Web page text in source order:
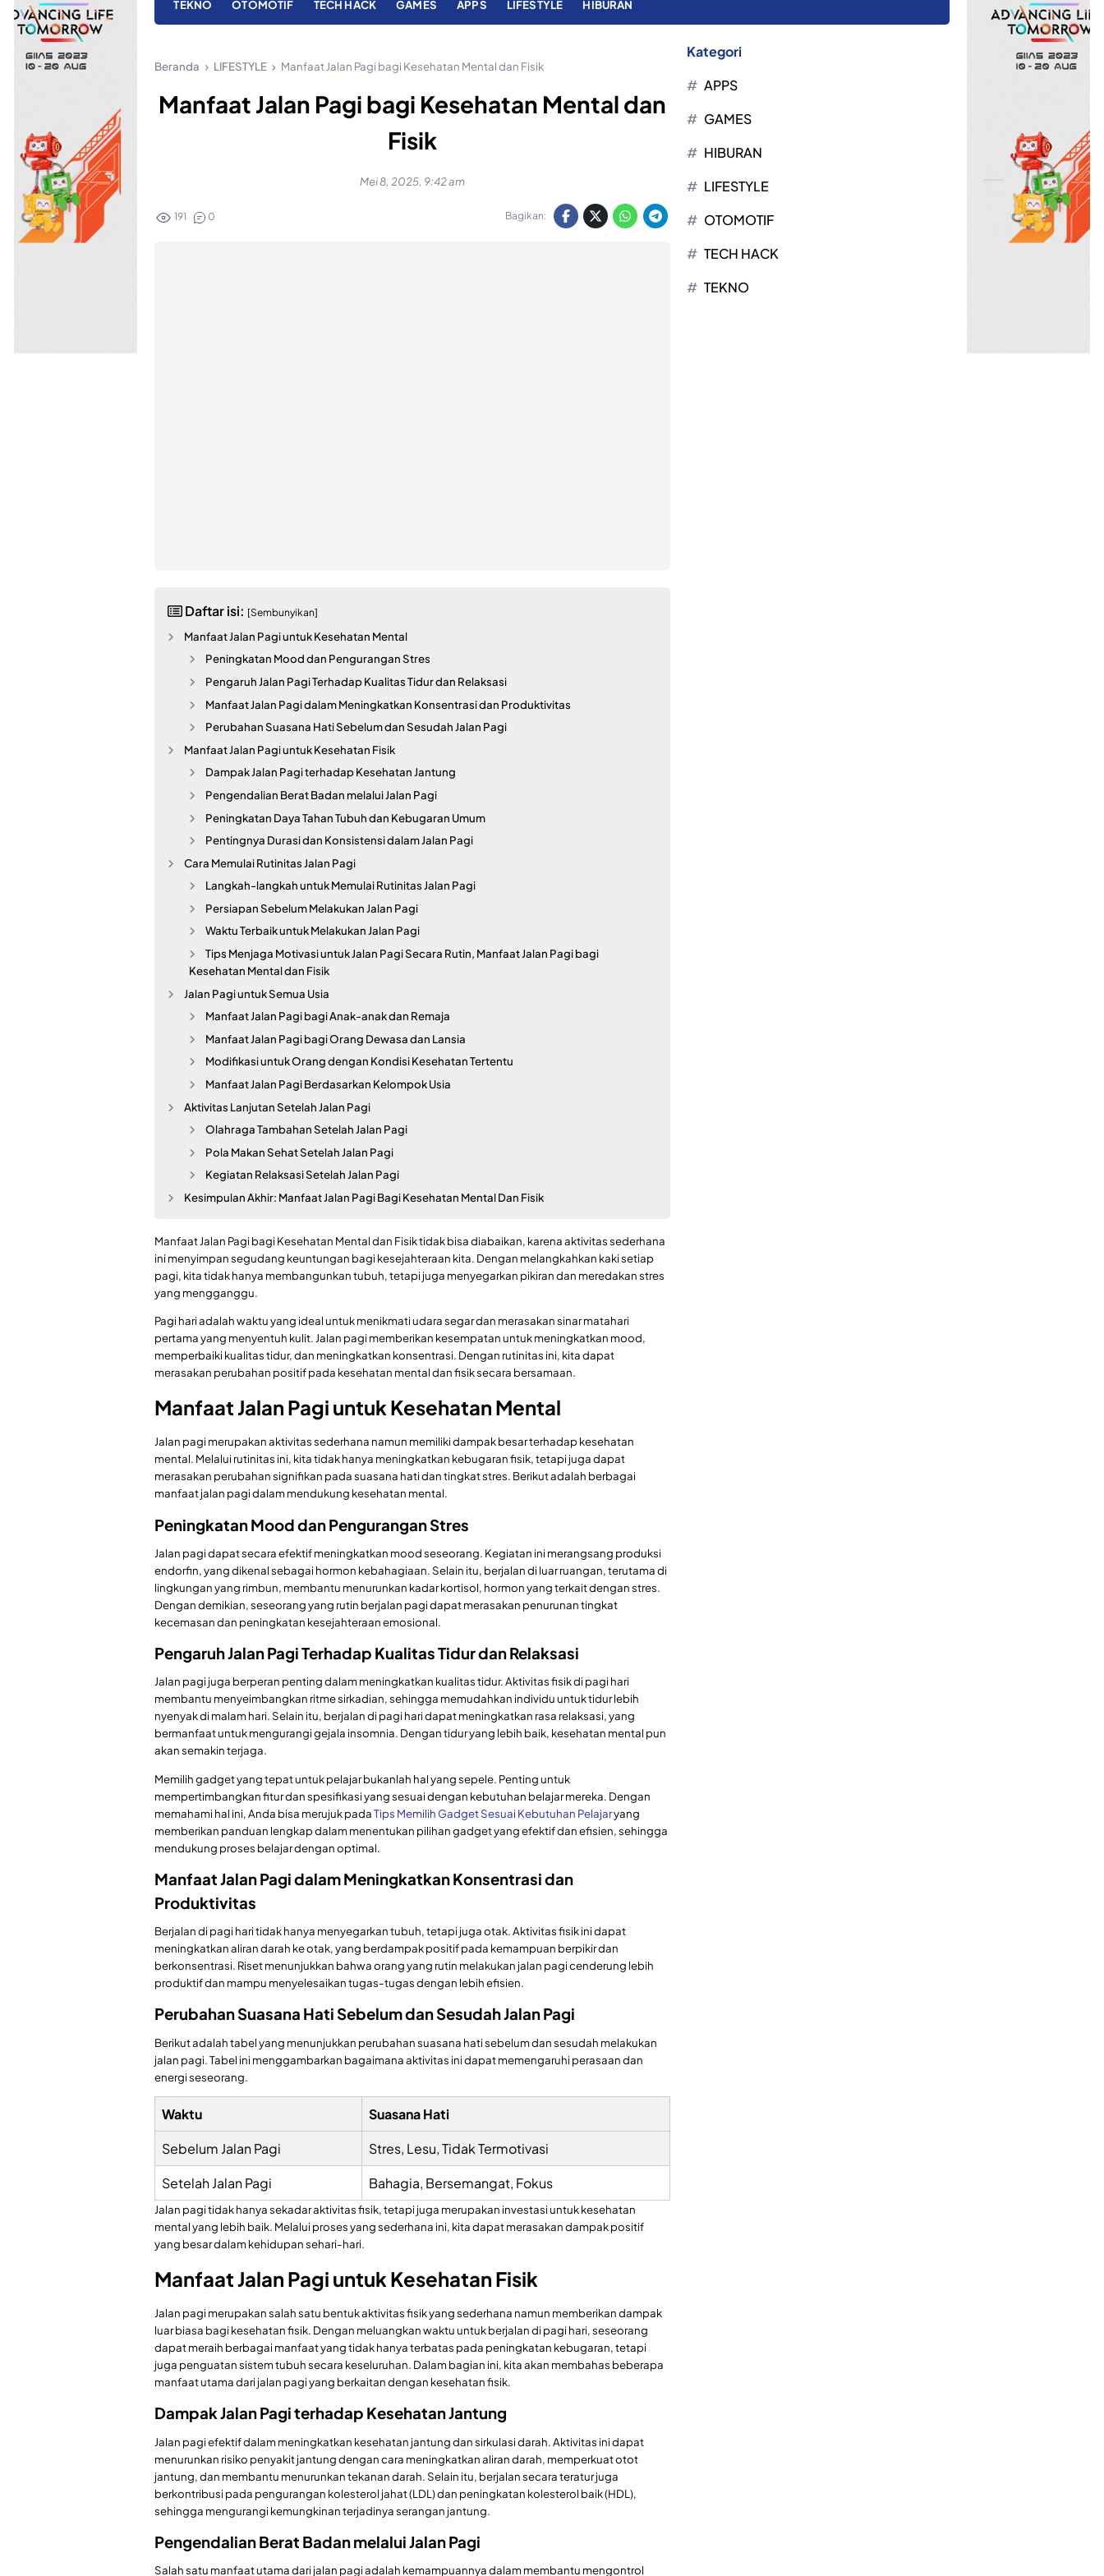
TEKNO OTOMOTIF TECH HACK GAMES APPS LIFESTYLE HIBURAN
Beranda LIFESTYLE Manfaat Jalan Pagi bagi Kesehatan Mental dan Fisik
Manfaat Jalan Pagi bagi Kesehatan Mental dan
Fisik
Mei 8, 2025, 9:42 am
191 0 Bagikan:
Daftar isi: [Sembunyikan]
Manfaat Jalan Pagi untuk Kesehatan Mental
Peningkatan Mood dan Pengurangan Stres
Pengaruh Jalan Pagi Terhadap Kualitas Tidur dan Relaksasi
Manfaat Jalan Pagi dalam Meningkatkan Konsentrasi dan Produktivitas
Perubahan Suasana Hati Sebelum dan Sesudah Jalan Pagi
Manfaat Jalan Pagi untuk Kesehatan Fisik
Dampak Jalan Pagi terhadap Kesehatan Jantung
Pengendalian Berat Badan melalui Jalan Pagi
Peningkatan Daya Tahan Tubuh dan Kebugaran Umum
Pentingnya Durasi dan Konsistensi dalam Jalan Pagi
Cara Memulai Rutinitas Jalan Pagi
Langkah-langkah untuk Memulai Rutinitas Jalan Pagi
Persiapan Sebelum Melakukan Jalan Pagi
Waktu Terbaik untuk Melakukan Jalan Pagi
Tips Menjaga Motivasi untuk Jalan Pagi Secara Rutin, Manfaat Jalan Pagi bagi
Kesehatan Mental dan Fisik
Jalan Pagi untuk Semua Usia
Manfaat Jalan Pagi bagi Anak-anak dan Remaja
Manfaat Jalan Pagi bagi Orang Dewasa dan Lansia
Modifikasi untuk Orang dengan Kondisi Kesehatan Tertentu
Manfaat Jalan Pagi Berdasarkan Kelompok Usia
Aktivitas Lanjutan Setelah Jalan Pagi
Olahraga Tambahan Setelah Jalan Pagi
Pola Makan Sehat Setelah Jalan Pagi
Kegiatan Relaksasi Setelah Jalan Pagi
Kesimpulan Akhir: Manfaat Jalan Pagi Bagi Kesehatan Mental Dan Fisik
Manfaat Jalan Pagi bagi Kesehatan Mental dan Fisik tidak bisa diabaikan, karena aktivitas sederhana
ini menyimpan segudang keuntungan bagi kesejahteraan kita. Dengan melangkahkan kaki setiap
pagi, kita tidak hanya membangunkan tubuh, tetapi juga menyegarkan pikiran dan meredakan stres
yang mengganggu.
Pagi hari adalah waktu yang ideal untuk menikmati udara segar dan merasakan sinar matahari
pertama yang menyentuh kulit. Jalan pagi memberikan kesempatan untuk meningkatkan mood,
memperbaiki kualitas tidur, dan meningkatkan konsentrasi. Dengan rutinitas ini, kita dapat
merasakan perubahan positif pada kesehatan mental dan fisik secara bersamaan.
Manfaat Jalan Pagi untuk Kesehatan Mental
Jalan pagi merupakan aktivitas sederhana namun memiliki dampak besar terhadap kesehatan
mental. Melalui rutinitas ini, kita tidak hanya meningkatkan kebugaran fisik, tetapi juga dapat
merasakan perubahan signifikan pada suasana hati dan tingkat stres. Berikut adalah berbagai
manfaat jalan pagi dalam mendukung kesehatan mental.
Peningkatan Mood dan Pengurangan Stres
Jalan pagi dapat secara efektif meningkatkan mood seseorang. Kegiatan ini merangsang produksi
endorfin, yang dikenal sebagai hormon kebahagiaan. Selain itu, berjalan di luar ruangan, terutama di
lingkungan yang rimbun, membantu menurunkan kadar kortisol, hormon yang terkait dengan stres.
Dengan demikian, seseorang yang rutin berjalan pagi dapat merasakan penurunan tingkat
kecemasan dan peningkatan kesejahteraan emosional.
Pengaruh Jalan Pagi Terhadap Kualitas Tidur dan Relaksasi
Jalan pagi juga berperan penting dalam meningkatkan kualitas tidur. Aktivitas fisik di pagi hari
membantu menyeimbangkan ritme sirkadian, sehingga memudahkan individu untuk tidur lebih
nyenyak di malam hari. Selain itu, berjalan di pagi hari dapat meningkatkan rasa relaksasi, yang
bermanfaat untuk mengurangi gejala insomnia. Dengan tidur yang lebih baik, kesehatan mental pun
akan semakin terjaga.
Memilih gadget yang tepat untuk pelajar bukanlah hal yang sepele. Penting untuk
mempertimbangkan fitur dan spesifikasi yang sesuai dengan kebutuhan belajar mereka. Dengan
memahami hal ini, Anda bisa merujuk padaTips Memilih Gadget Sesuai Kebutuhan Pelajaryang
memberikan panduan lengkap dalam menentukan pilihan gadget yang efektif dan efisien, sehingga
mendukung proses belajar dengan optimal.
Manfaat Jalan Pagi dalam Meningkatkan Konsentrasi dan
Produktivitas
Berjalan di pagi hari tidak hanya menyegarkan tubuh, tetapi juga otak. Aktivitas fisik ini dapat
meningkatkan aliran darah ke otak, yang berdampak positif pada kemampuan berpikir dan
berkonsentrasi. Riset menunjukkan bahwa orang yang rutin melakukan jalan pagi cenderung lebih
produktif dan mampu menyelesaikan tugas-tugas dengan lebih efisien.
Perubahan Suasana Hati Sebelum dan Sesudah Jalan Pagi
Berikut adalah tabel yang menunjukkan perubahan suasana hati sebelum dan sesudah melakukan
jalan pagi. Tabel ini menggambarkan bagaimana aktivitas ini dapat memengaruhi perasaan dan
energi seseorang.
Waktu
Suasana Hati
Sebelum Jalan Pagi
Stres, Lesu, Tidak Termotivasi
Setelah Jalan Pagi
Bahagia, Bersemangat, Fokus
Jalan pagi tidak hanya sekadar aktivitas fisik, tetapi juga merupakan investasi untuk kesehatan
mental yang lebih baik. Melalui proses yang sederhana ini, kita dapat merasakan dampak positif
yang besar dalam kehidupan sehari-hari.
Manfaat Jalan Pagi untuk Kesehatan Fisik
Jalan pagi merupakan salah satu bentuk aktivitas fisik yang sederhana namun memberikan dampak
luar biasa bagi kesehatan fisik. Dengan meluangkan waktu untuk berjalan di pagi hari, seseorang
dapat meraih berbagai manfaat yang tidak hanya terbatas pada peningkatan kebugaran, tetapi
juga penguatan sistem tubuh secara keseluruhan. Dalam bagian ini, kita akan membahas beberapa
manfaat utama dari jalan pagi yang berkaitan dengan kesehatan fisik.
Dampak Jalan Pagi terhadap Kesehatan Jantung
Jalan pagi efektif dalam meningkatkan kesehatan jantung dan sirkulasi darah. Aktivitas ini dapat
menurunkan risiko penyakit jantung dengan cara meningkatkan aliran darah, memperkuat otot
jantung, dan membantu menurunkan tekanan darah. Selain itu, berjalan secara teratur juga
berkontribusi pada pengurangan kolesterol jahat (LDL) dan peningkatan kolesterol baik (HDL),
sehingga mengurangi kemungkinan terjadinya serangan jantung.
Pengendalian Berat Badan melalui Jalan Pagi
Salah satu manfaat utama dari jalan pagi adalah kemampuannya dalam membantu mengontrol
Kategori
APPS
GAMES
HIBURAN
LIFESTYLE
OTOMOTIF
TECH HACK
TEKNO